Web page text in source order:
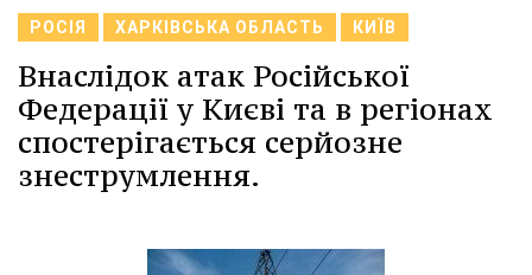
РОСІЯ ХАРКІВСЬКА ОБЛАСТЬ КИЇВ
Внаслідок атак Російської
Федерації у Києві та в регіонах
спостерігається серйозне
знеструмлення.